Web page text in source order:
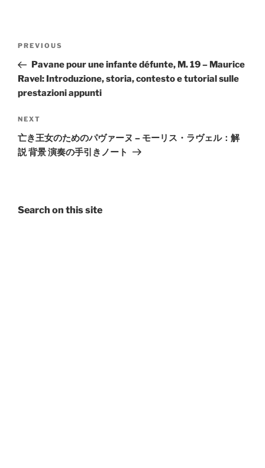
Previous
Post
PREVIOUS
Pavane pour une infante défunte, M. 19 – Maurice
Ravel: Introduzione, storia, contesto e tutorial sulle
prestazioni appunti
Next
Post
NEXT
亡き王女のためのパヴァーヌ – モーリス・ラヴェル：解
説 背景 演奏の手引きノート
Search on this site